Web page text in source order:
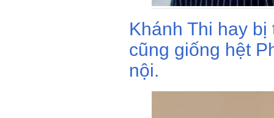
Khánh Thi hay
cũng giống hệt
nội.